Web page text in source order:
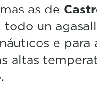
as de
un
e para
altas